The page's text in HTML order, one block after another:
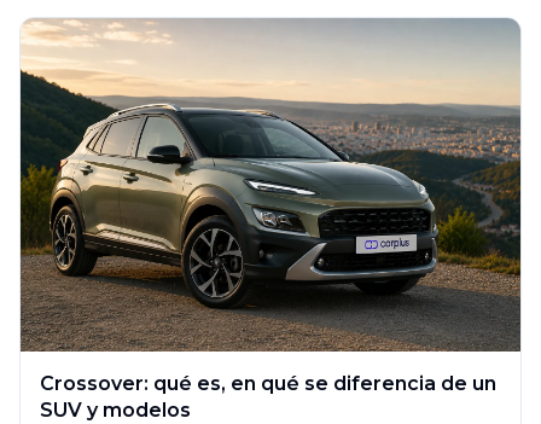
Crossover: qué es, en qué se diferencia de un
SUV y modelos